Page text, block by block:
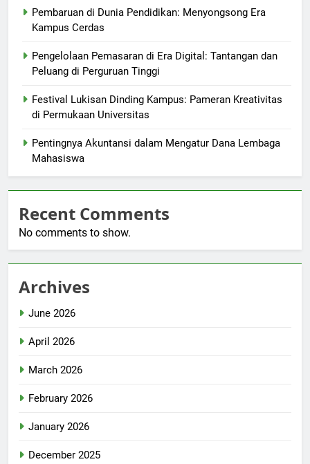
Pembaruan di Dunia Pendidikan: Menyongsong Era
Kampus Cerdas
Pengelolaan Pemasaran di Era Digital: Tantangan dan
Peluang di Perguruan Tinggi
Festival Lukisan Dinding Kampus: Pameran Kreativitas
di Permukaan Universitas
Pentingnya Akuntansi dalam Mengatur Dana Lembaga
Mahasiswa
Recent Comments
No comments to show.
Archives
June 2026
April 2026
March 2026
February 2026
January 2026
December 2025